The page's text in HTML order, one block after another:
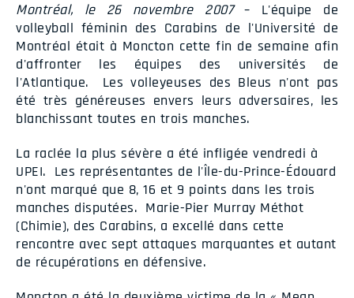
Montréal, le 26 novembre 2007– L'équipe de
volleyball féminin des Carabins de l'Université de
Montréal était à Moncton cette fin de semaine afin
d'affronter les équipes des universités de
l'Atlantique. Les volleyeuses des Bleus n'ont pas
été très généreuses envers leurs adversaires, les
blanchissant toutes en trois manches.
La raclée la plus sévère a été infligée vendredi à
UPEI. Les représentantes de l'Île-du-Prince-Édouard
n'ont marqué que 8, 16 et 9 points dans les trois
manches disputées. Marie-Pier Murray Méthot
(Chimie), des Carabins, a excellé dans cette
rencontre avec sept attaques marquantes et autant
de récupérations en défensive.